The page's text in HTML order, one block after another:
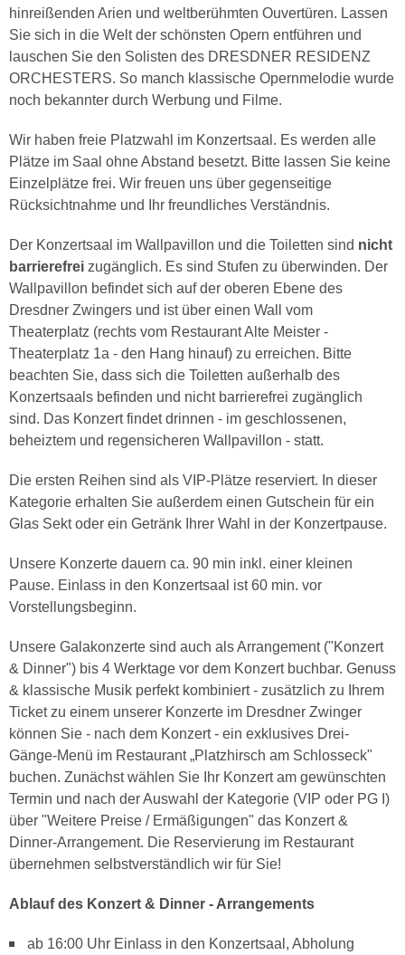
hinreißenden Arien und weltberühmten Ouvertüren. Lassen
Sie sich in die Welt der schönsten Opern entführen und
lauschen Sie den Solisten des DRESDNER RESIDENZ
ORCHESTERS. So manch klassische Opernmelodie wurde
noch bekannter durch Werbung und Filme.
Wir haben freie Platzwahl im Konzertsaal. Es werden alle
Plätze im Saal ohne Abstand besetzt. Bitte lassen Sie keine
Einzelplätze frei. Wir freuen uns über gegenseitige
Rücksichtnahme und Ihr freundliches Verständnis.
Der Konzertsaal im Wallpavillon und die Toiletten sind nicht
barrierefrei zugänglich. Es sind Stufen zu überwinden. Der
Wallpavillon befindet sich auf der oberen Ebene des
Dresdner Zwingers und ist über einen Wall vom
Theaterplatz (rechts vom Restaurant Alte Meister -
Theaterplatz 1a - den Hang hinauf) zu erreichen. Bitte
beachten Sie, dass sich die Toiletten außerhalb des
Konzertsaals befinden und nicht barrierefrei zugänglich
sind. Das Konzert findet drinnen - im geschlossenen,
beheiztem und regensicheren Wallpavillon - statt.
Die ersten Reihen sind als VIP-Plätze reserviert. In dieser
Kategorie erhalten Sie außerdem einen Gutschein für ein
Glas Sekt oder ein Getränk Ihrer Wahl in der Konzertpause.
Unsere Konzerte dauern ca. 90 min inkl. einer kleinen
Pause. Einlass in den Konzertsaal ist 60 min. vor
Vorstellungsbeginn.
Unsere Galakonzerte sind auch als Arrangement ("Konzert
& Dinner") bis 4 Werktage vor dem Konzert buchbar. Genuss
& klassische Musik perfekt kombiniert - zusätzlich zu Ihrem
Ticket zu einem unserer Konzerte im Dresdner Zwinger
können Sie - nach dem Konzert - ein exklusives Drei-
Gänge-Menü im Restaurant „Platzhirsch am Schlosseck"
buchen. Zunächst wählen Sie Ihr Konzert am gewünschten
Termin und nach der Auswahl der Kategorie (VIP oder PG I)
über "Weitere Preise / Ermäßigungen" das Konzert &
Dinner-Arrangement. Die Reservierung im Restaurant
übernehmen selbstverständlich wir für Sie!
Ablauf des Konzert & Dinner - Arrangements
ab 16:00 Uhr Einlass in den Konzertsaal, Abholung